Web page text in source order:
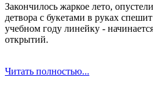
Закончилось жаркое лето,
детвора с букетами в руках
учебном году линейку -
открытий.
Читать полностью...